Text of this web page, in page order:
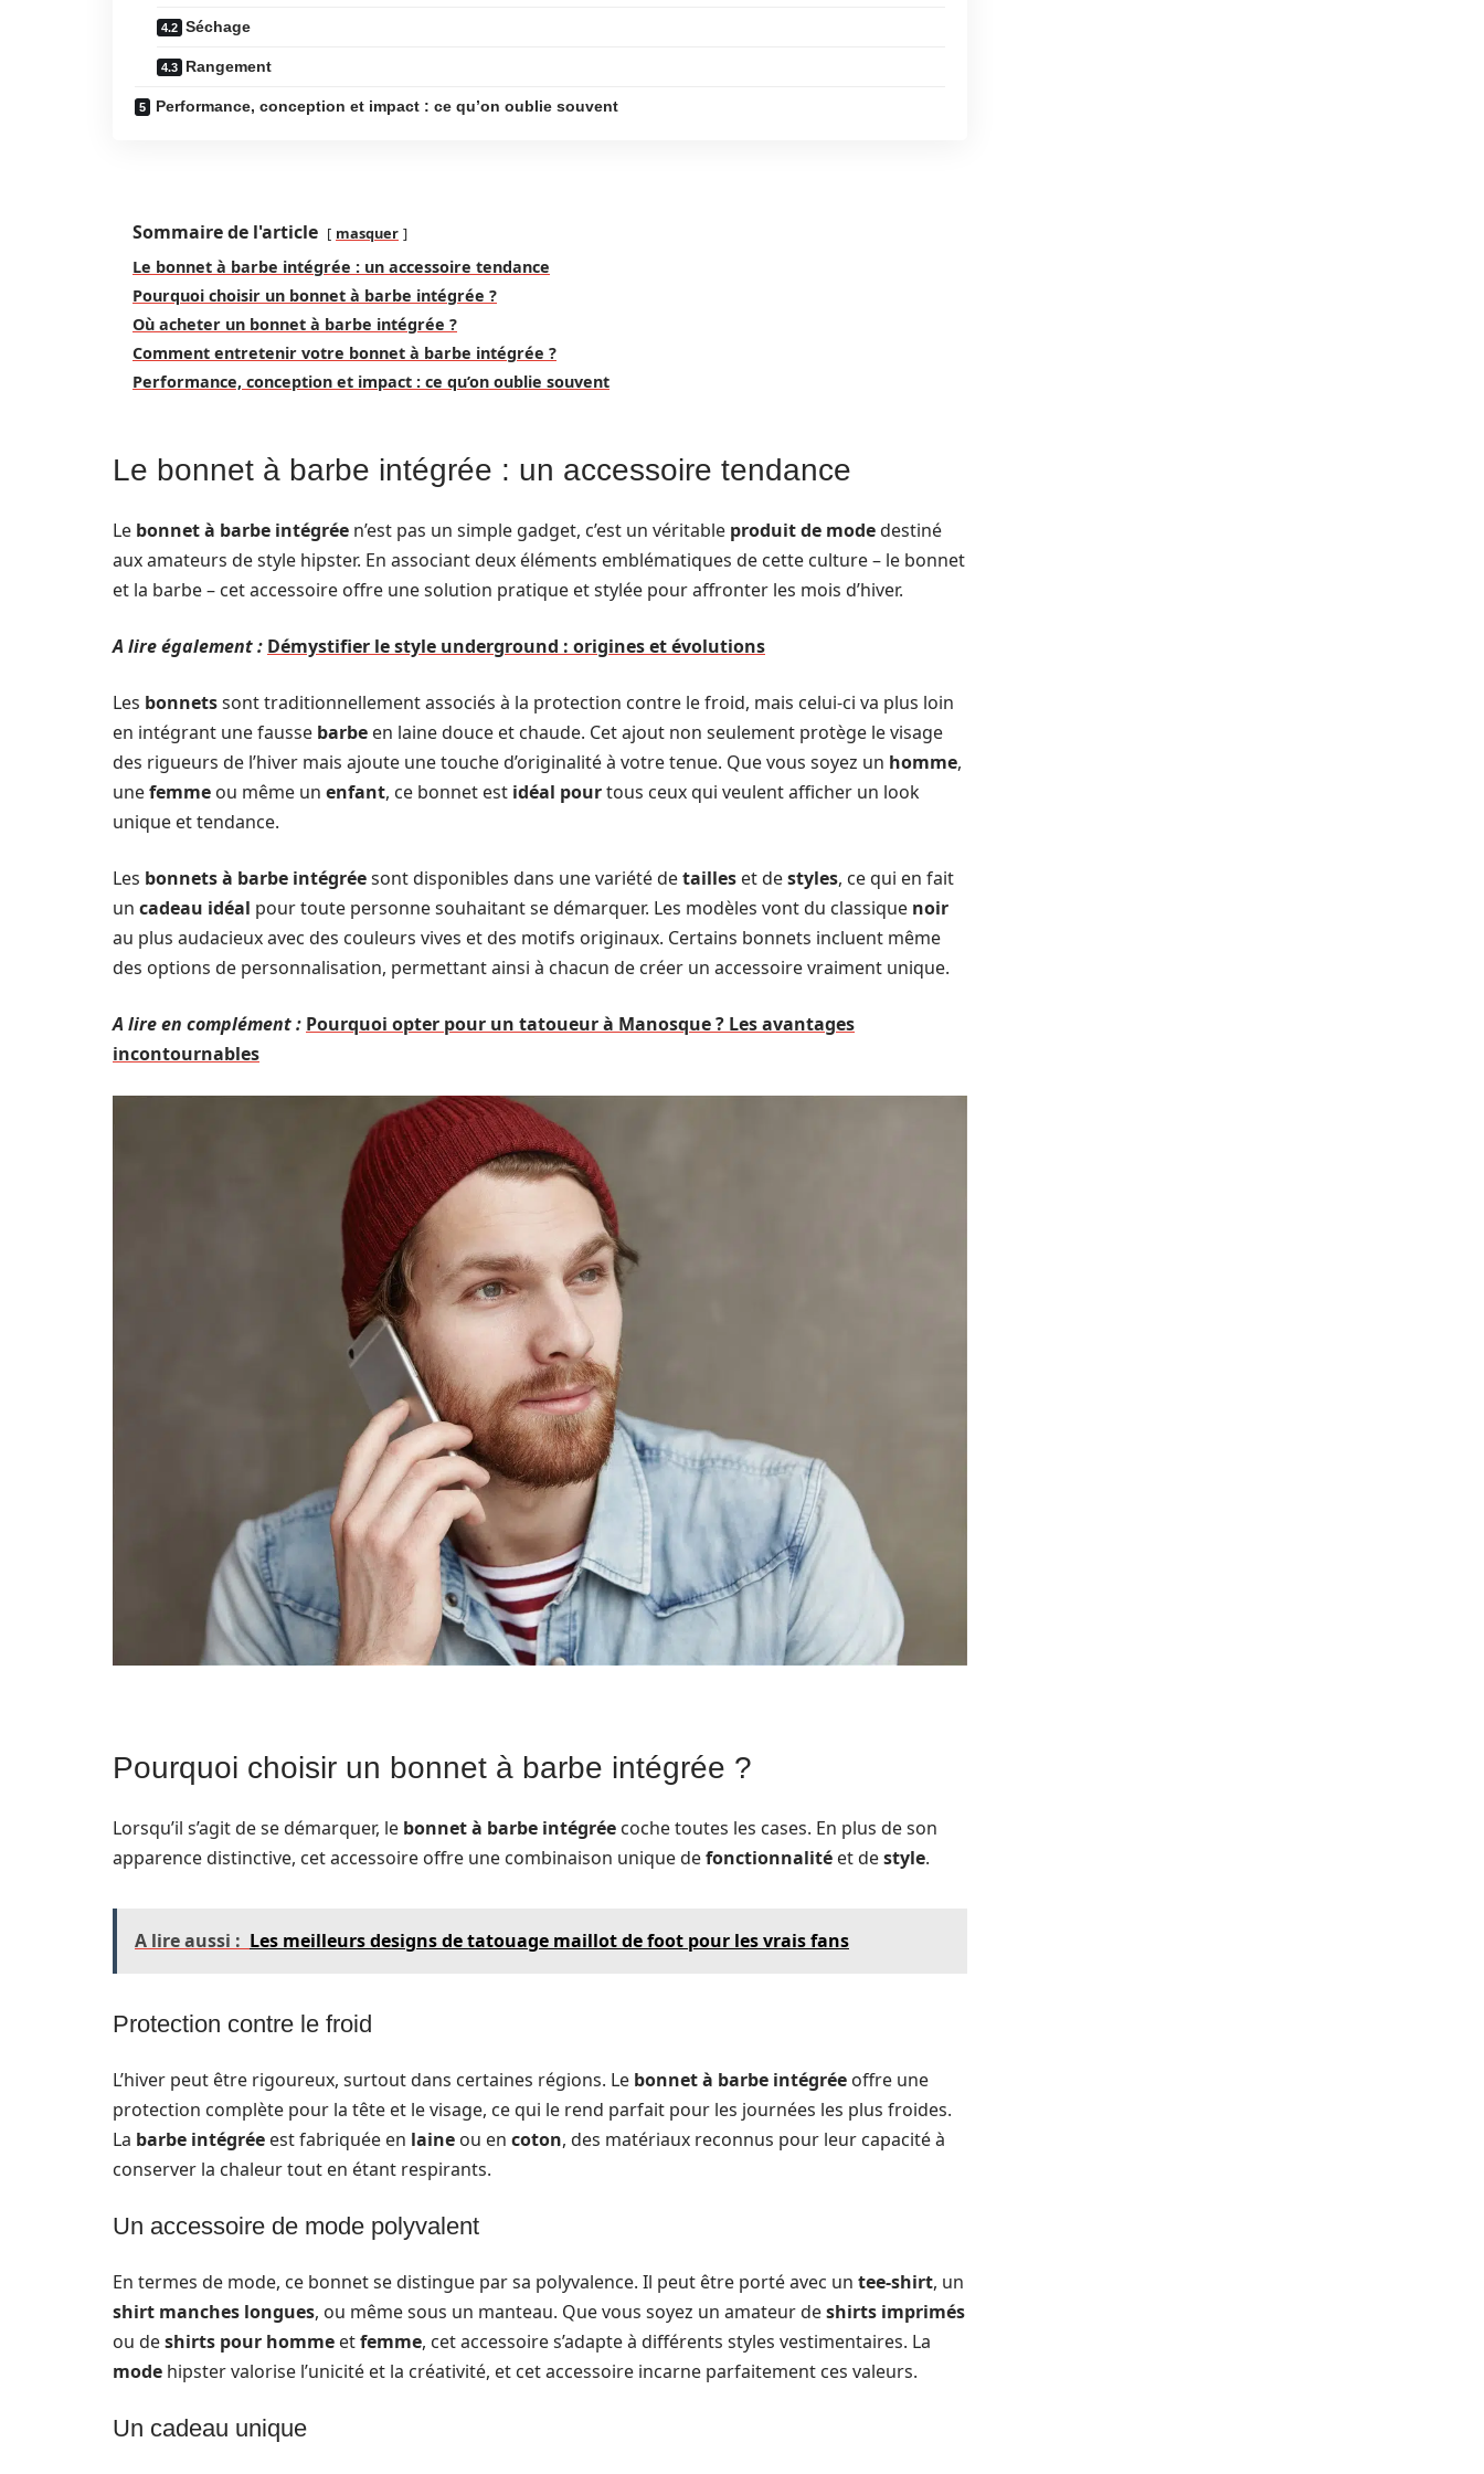
Séchage
Rangement
Performance, conception et impact : ce qu’on oublie souvent
Sommaire de l'article masquer
Le bonnet à barbe intégrée : un accessoire tendance
Pourquoi choisir un bonnet à barbe intégrée ?
Où acheter un bonnet à barbe intégrée ?
Comment entretenir votre bonnet à barbe intégrée ?
Performance, conception et impact : ce qu’on oublie souvent
Le bonnet à barbe intégrée : un accessoire tendance
Le bonnet à barbe intégrée n’est pas un simple gadget, c’est un véritable produit de modedestiné
aux amateurs de style hipster. En associant deux éléments emblématiques de cette culture – le bonnet
et la barbe – cet accessoire offre une solution pratique et stylée pour affronter les mois d’hiver.
A lire également : Démystifier le style underground : origines et évolutions
Les bonnetssont traditionnellement associés à la protection contre le froid, mais celui-ci va plus loin
en intégrant une fausse barbe en laine douce et chaude. Cet ajout non seulement protège le visage
des rigueurs de l’hiver mais ajoute une touche d’originalité à votre tenue. Que vous soyez un homme,
unefemme ou même un enfant, ce bonnet est idéal pourtous ceux qui veulent afficher un look
unique et tendance.
Les bonnets à barbe intégréesont disponibles dans une variété detailles et destyles, ce qui en fait
un cadeau idéal pour toute personne souhaitant se démarquer. Les modèles vont du classique noir
au plus audacieux avec des couleurs vives et des motifs originaux. Certains bonnets incluent même
des options de personnalisation, permettant ainsi à chacun de créer un accessoire vraiment unique.
A lire en complément : Pourquoi opter pour un tatoueur à Manosque ? Les avantages
incontournables
Pourquoi choisir un bonnet à barbe intégrée ?
Lorsqu’il s’agit de se démarquer, le bonnet à barbe intégrée coche toutes les cases. En plus de son
apparence distinctive, cet accessoire offre une combinaison unique defonctionnalité et destyle.
A lire aussi : Les meilleurs designs de tatouage maillot de foot pour les vrais fans
Protection contre le froid
L’hiver peut être rigoureux, surtout dans certaines régions. Le bonnet à barbe intégrée offre une
protection complète pour la tête et le visage, ce qui le rend parfait pour les journées les plus froides.
La barbe intégrée est fabriquée en laine ou en coton, des matériaux reconnus pour leur capacité à
conserver la chaleur tout en étant respirants.
Un accessoire de mode polyvalent
En termes de mode, ce bonnet se distingue par sa polyvalence. Il peut être porté avec un tee-shirt, un
shirt manches longues, ou même sous un manteau. Que vous soyez un amateur deshirts imprimés
ou deshirts pour homme etfemme, cet accessoire s’adapte à différents styles vestimentaires. La
mode hipster valorise l’unicité et la créativité, et cet accessoire incarne parfaitement ces valeurs.
Un cadeau unique